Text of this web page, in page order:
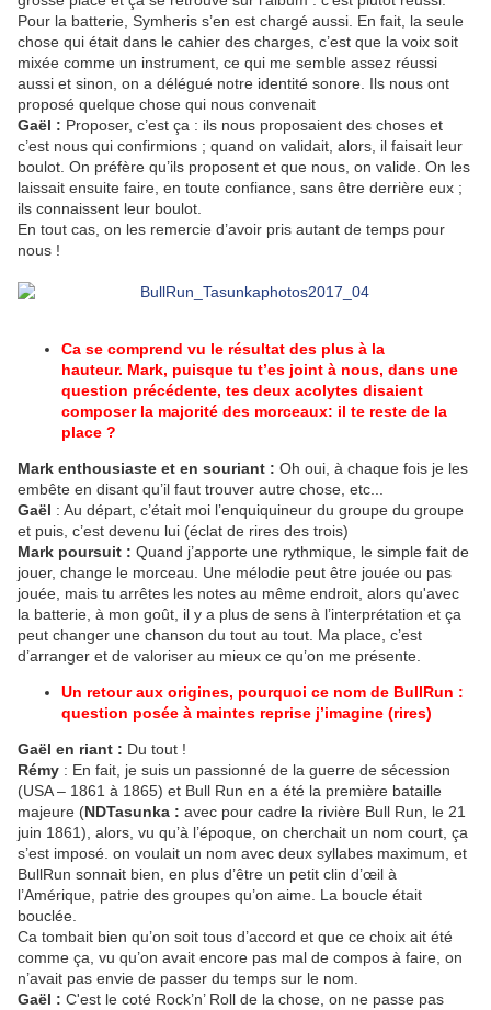
Pour la batterie, Symheris s’en est chargé aussi. En fait, la seule
chose qui était dans le cahier des charges, c’est que la voix soit
mixée comme un instrument, ce qui me semble assez réussi
aussi et sinon, on a délégué notre identité sonore. Ils nous ont
proposé quelque chose qui nous convenait
Gaël : Proposer, c’est ça : ils nous proposaient des choses et
c’est nous qui confirmions ; quand on validait, alors, il faisait leur
boulot. On préfère qu’ils proposent et que nous, on valide. On les
laissait ensuite faire, en toute confiance, sans être derrière eux ;
ils connaissent leur boulot.
En tout cas, on les remercie d’avoir pris autant de temps pour
nous !
Ca se comprend vu le résultat des plus à la
hauteur. Mark, puisque tu t’es joint à nous, dans une
question précédente, tes deux acolytes disaient
composer la majorité des morceaux: il te reste de la
place ?
Mark enthousiaste et en souriant : Oh oui, à chaque fois je les
embête en disant qu’il faut trouver autre chose, etc...
Gaël : Au départ, c’était moi l’enquiquineur du groupe du groupe
et puis, c’est devenu lui (éclat de rires des trois)
Mark poursuit : Quand j’apporte une rythmique, le simple fait de
jouer, change le morceau. Une mélodie peut être jouée ou pas
jouée, mais tu arrêtes les notes au même endroit, alors qu'avec
la batterie, à mon goût, il y a plus de sens à l’interprétation et ça
peut changer une chanson du tout au tout. Ma place, c’est
d’arranger et de valoriser au mieux ce qu’on me présente.
Un retour aux origines, pourquoi ce nom de BullRun :
question posée à maintes reprise j’imagine (rires)
Gaël en riant : Du tout !
Rémy : En fait, je suis un passionné de la guerre de sécession
(USA – 1861 à 1865) et Bull Run en a été la première bataille
majeure (NDTasunka : avec pour cadre la rivière Bull Run, le 21
juin 1861), alors, vu qu’à l’époque, on cherchait un nom court, ça
s’est imposé. on voulait un nom avec deux syllabes maximum, et
BullRun sonnait bien, en plus d’être un petit clin d’œil à
l’Amérique, patrie des groupes qu’on aime. La boucle était
bouclée.
Ca tombait bien qu’on soit tous d’accord et que ce choix ait été
comme ça, vu qu’on avait encore pas mal de compos à faire, on
n’avait pas envie de passer du temps sur le nom.
Gaël : C'est le coté Rock’n’ Roll de la chose, on ne passe pas